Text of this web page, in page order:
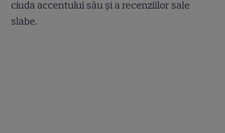
ciuda accentului său și a recenziilor sale
slabe.